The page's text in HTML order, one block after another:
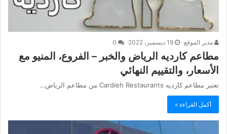
مدير الموقع 19 ديسمبر، 2022
مطاعم كارديه الرياض والخبر – الفروع، المنيو مع
الأسعار، والتقييم النهائي
تعتبر مطاعم كارديه Cardieh Restaurants من مطاعم الرياض…
أكمل القراءة »